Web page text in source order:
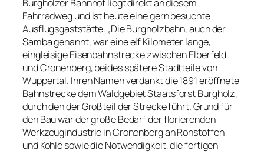
Burgholzer Bahnhof liegt direkt an diesem
Fahrradweg und ist heute eine gern besuchte
Ausflugsgaststätte. „Die Burgholzbahn, auch der
Samba genannt, war eine elf Kilometer lange,
eingleisige Eisenbahnstrecke zwischen Elberfeld
und Cronenberg, beides spätere Stadtteile von
Wuppertal. Ihren Namen verdankt die 1891 eröffnete
Bahnstrecke dem Waldgebiet Staatsforst Burgholz,
durch den der Großteil der Strecke führt. Grund für
den Bau war der große Bedarf der florierenden
Werkzeugindustrie in Cronenberg an Rohstoffen
und Kohle sowie die Notwendigkeit, die fertigen